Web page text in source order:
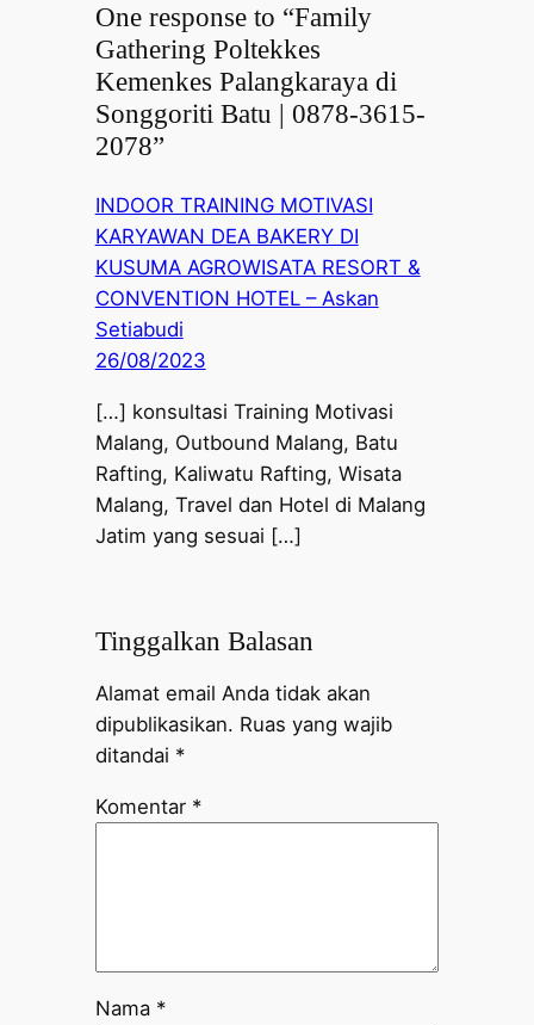
One response to “Family
Gathering Poltekkes
Kemenkes Palangkaraya di
Songgoriti Batu | 0878-3615-
2078”
INDOOR TRAINING MOTIVASI
KARYAWAN DEA BAKERY DI
KUSUMA AGROWISATA RESORT &
CONVENTION HOTEL – Askan
Setiabudi
26/08/2023
[…] konsultasi Training Motivasi
Malang, Outbound Malang, Batu
Rafting, Kaliwatu Rafting, Wisata
Malang, Travel dan Hotel di Malang
Jatim yang sesuai […]
Tinggalkan Balasan
Alamat email Anda tidak akan
dipublikasikan. Ruas yang wajib
ditandai *
Komentar *
Nama *